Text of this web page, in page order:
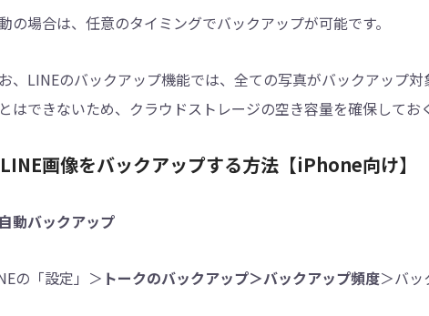
の場合は、任意のタイミングでバックアップが可能です。
、LINEのバックアップ機能では、全ての写真がバックアップ
はできないため、クラウドストレージの空き容量を確保してお
画像をバックアップする方法【iPhone向け】
動バックアップ
の「設定」＞ トークのバックアップ＞バックアップ頻度＞バ